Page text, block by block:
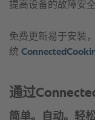
提高设备的故障安